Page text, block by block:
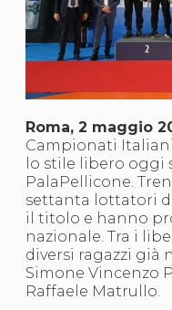
Difesa
Roma, 2 maggio
Campionati
lo stile libero oggi
PalaPellicone.
settanta lottatori
il titolo e hanno
nazionale. Tra i
diversi ragazzi già
Simone Vincenzo
Raffaele Matrullo.